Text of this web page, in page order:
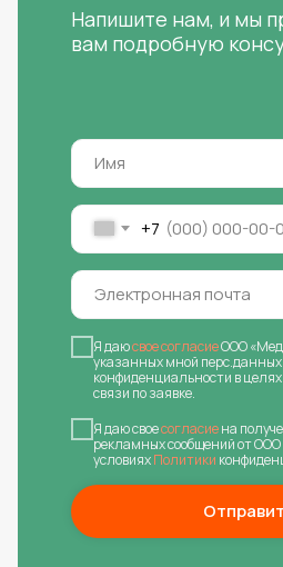
+7
Я даюсвое согласиеООО
указанных мной перс.данных
конфиденциальности в
связи по заявке.
Я даю своесогласиена
рекламных сообщений от
условияхПолитики
Напишите нам, и мы
вам подробную